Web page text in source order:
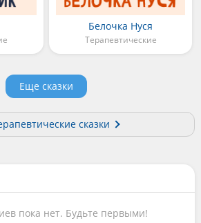
Белочка Нуся
Терапевтические
Еще сказки
сказки
пока нет. Будьте первыми!